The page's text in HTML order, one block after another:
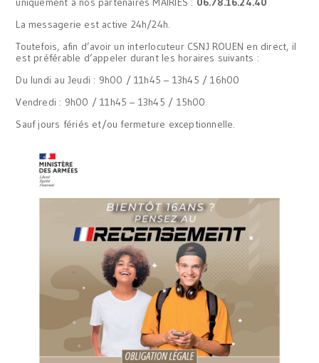
La messagerie est active 24h/24h.
Toutefois, afin d’avoir un interlocuteur CSNJ ROUEN en direct, il
est préférable d’appeler durant les horaires suivants :
Du lundi au Jeudi : 9h00 / 11h45 – 13h45 / 16h00
Vendredi : 9h00 / 11h45 – 13h45 / 15h00
Sauf jours fériés et/ou fermeture exceptionnelle.